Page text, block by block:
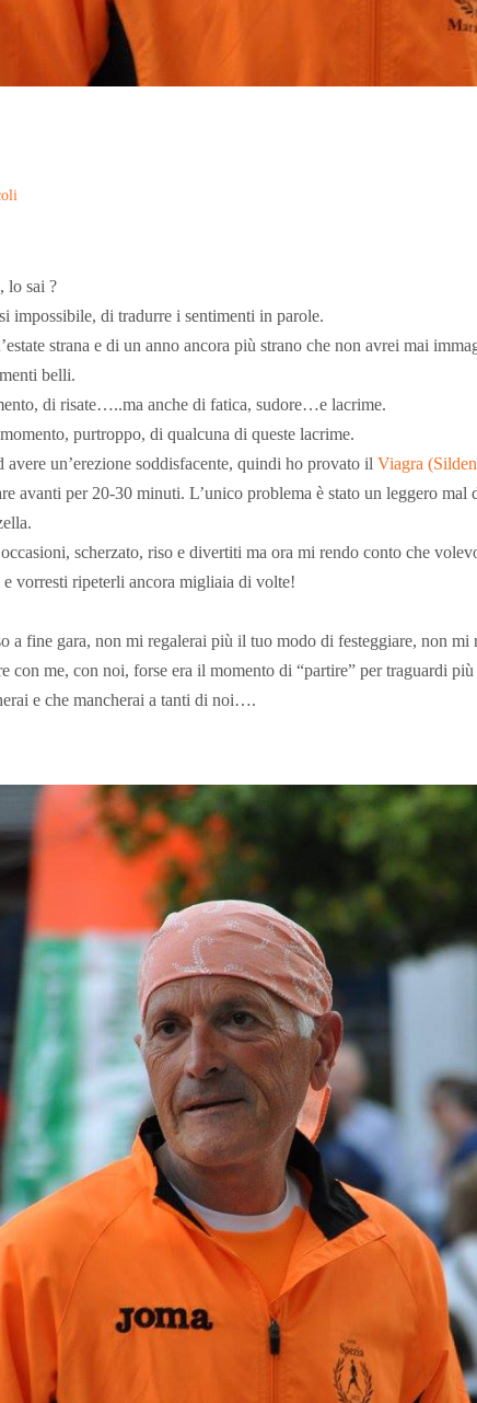
lo sai ?
impossibile, di tradurre i sentimenti in parole.
strana e di un anno ancora più strano che non avrei mai
belli.
di risate…..ma anche di fatica, sudore…e lacrime.
purtroppo, di qualcuna di queste lacrime.
un’erezione soddisfacente, quindi ho provato il Viagra
avanti per 20-30 minuti. L’unico problema è stato un leggero
scherzato, riso e divertiti ma ora mi rendo conto che
vorresti ripeterli ancora migliaia di volte!
a fine gara, non mi regalerai più il tuo modo di festeggiare, non
con me, con noi, forse era il momento di “partire” per traguardi
e che mancherai a tanti di noi….